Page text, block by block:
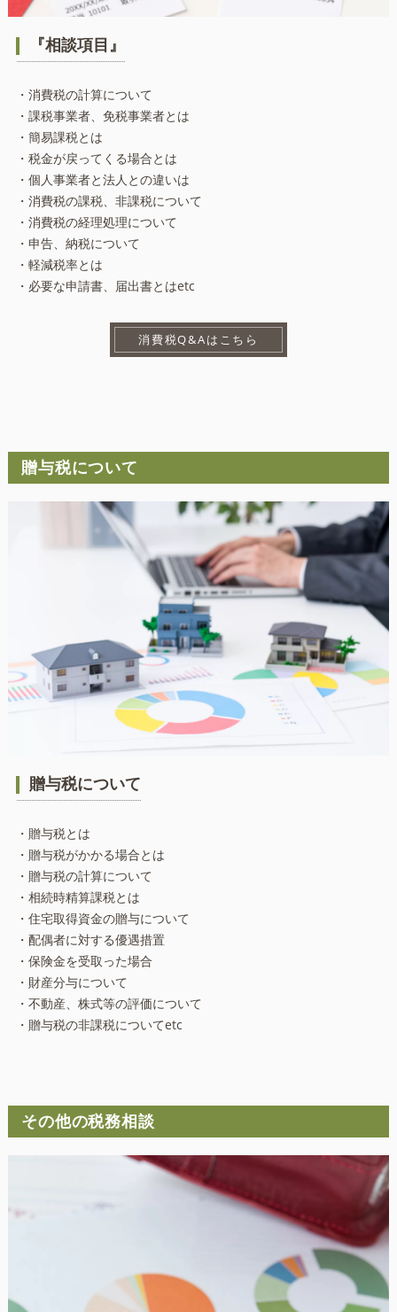
『相談項目』
・消費税の計算について
・課税事業者、免税事業者とは
・簡易課税とは
・税金が戻ってくる場合とは
・個人事業者と法人との違いは
・消費税の課税、非課税について
・消費税の経理処理について
・申告、納税について
・軽減税率とは
・必要な申請書、届出書とはetc
消費税Q&Aはこちら
贈与税について
贈与税について
・贈与税とは
・贈与税がかかる場合とは
・贈与税の計算について
・相続時精算課税とは
・住宅取得資金の贈与について
・配偶者に対する優遇措置
・保険金を受取った場合
・財産分与について
・不動産、株式等の評価について
・贈与税の非課税についてetc
その他の税務相談